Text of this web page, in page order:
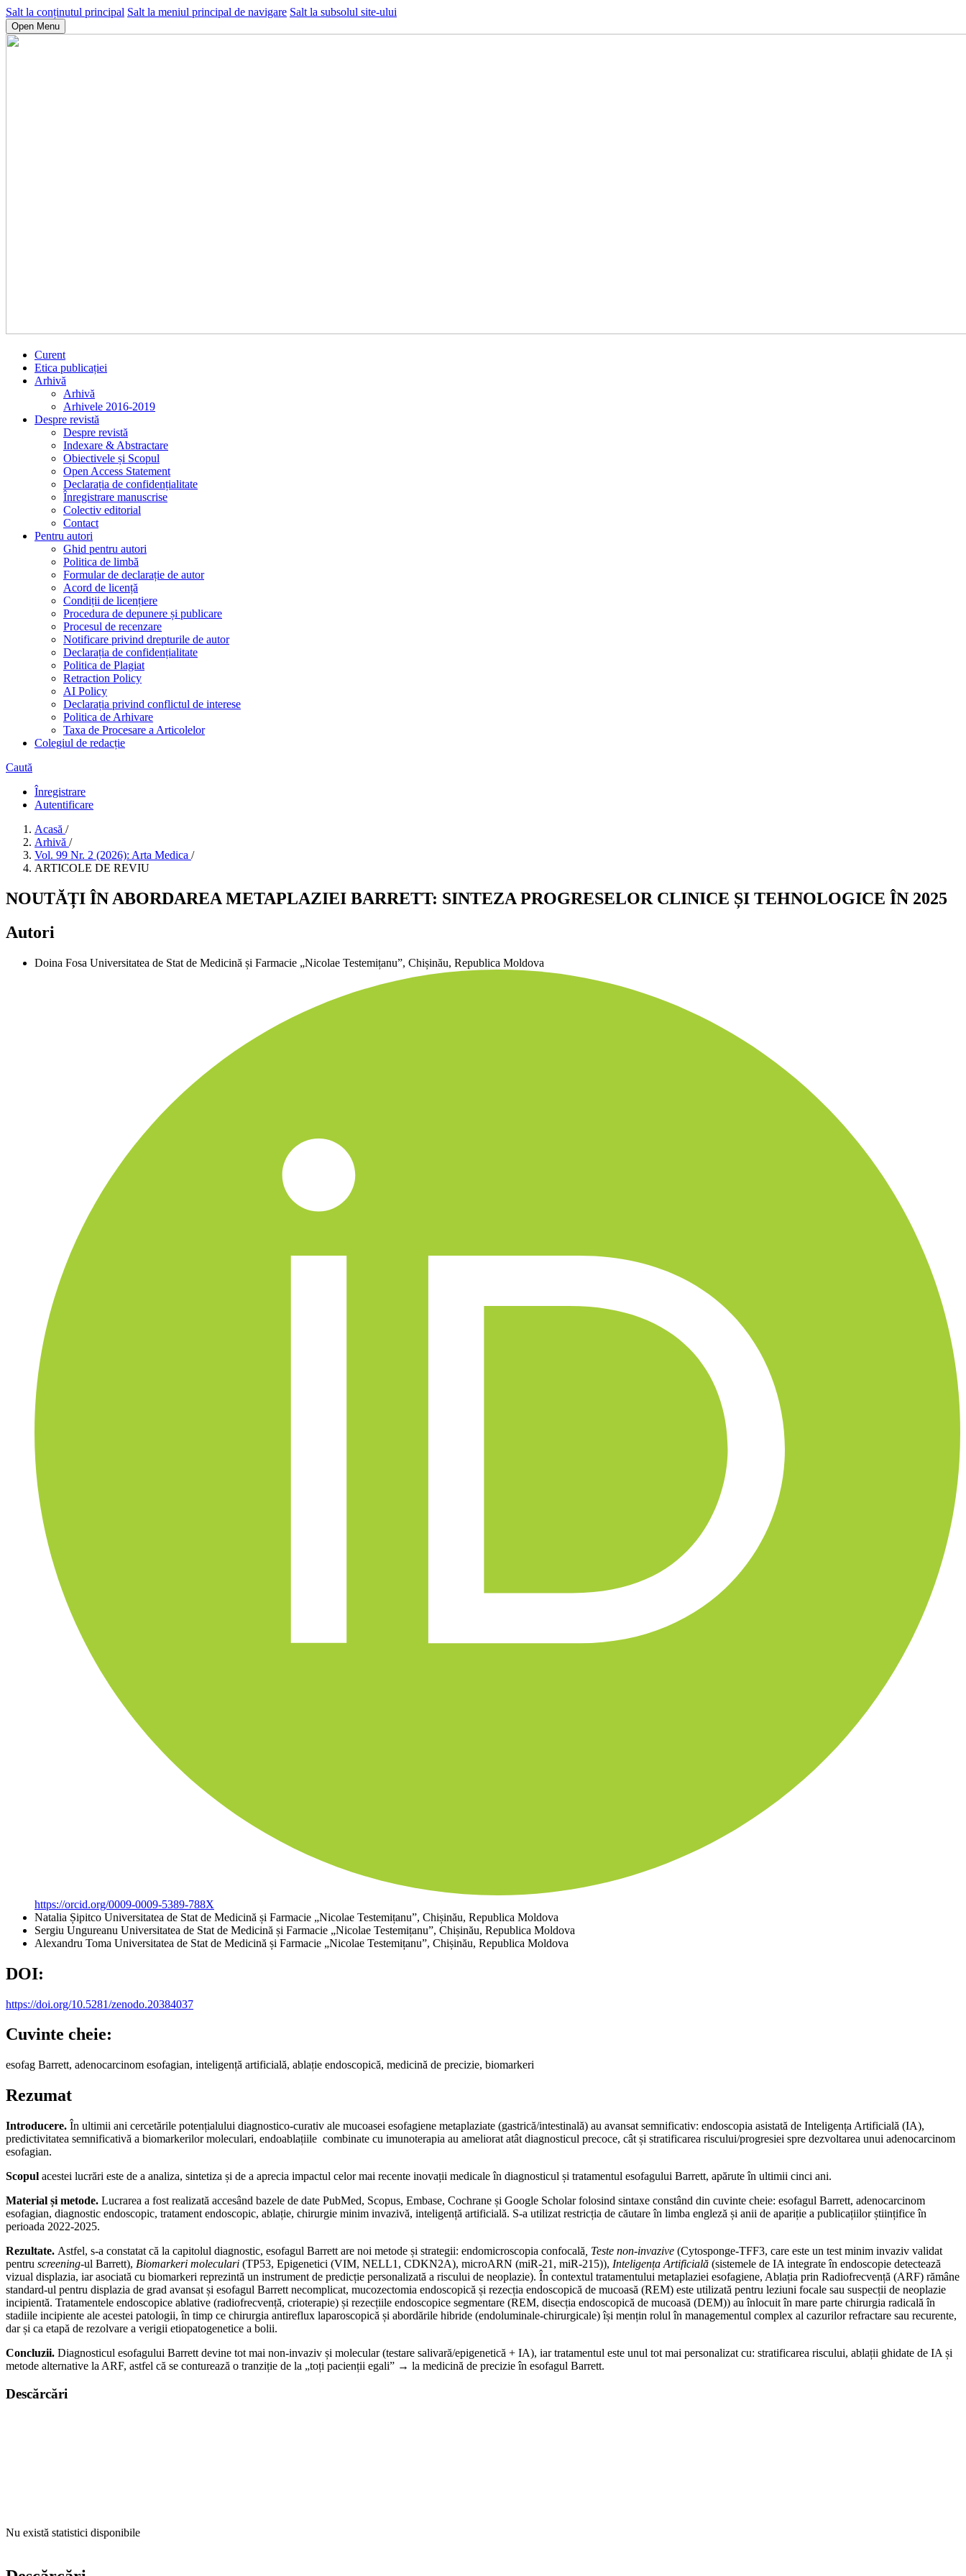
Salt la conținutul principal Salt la meniul principal de navigare Salt la subsolul site-ului
Open Menu
Curent
Etica publicației
Arhivă
Arhivă
Arhivele 2016-2019
Despre revistă
Despre revistă
Indexare & Abstractare
Obiectivele și Scopul
Open Access Statement
Declarația de confidențialitate
Înregistrare manuscrise
Colectiv editorial
Contact
Pentru autori
Ghid pentru autori
Politica de limbă
Formular de declarație de autor
Acord de licență
Condiții de licențiere
Procedura de depunere și publicare
Procesul de recenzare
Notificare privind drepturile de autor
Declarația de confidențialitate
Politica de Plagiat
Retraction Policy
AI Policy
Declarația privind conflictul de interese
Politica de Arhivare
Taxa de Procesare a Articolelor
Colegiul de redacție
Caută
Înregistrare
Autentificare
Acasă /
Arhivă /
Vol. 99 Nr. 2 (2026): Arta Medica /
ARTICOLE DE REVIU
NOUTĂȚI ÎN ABORDAREA METAPLAZIEI BARRETT: SINTEZA PROGRESELOR CLINICE ȘI TEHNOLOGICE ÎN 2025
Autori
Doina Fosa Universitatea de Stat de Medicină și Farmacie „Nicolae Testemițanu”, Chișinău, Republica Moldova
https://orcid.org/0009-0009-5389-788X
Natalia Șipitco Universitatea de Stat de Medicină și Farmacie „Nicolae Testemițanu”, Chișinău, Republica Moldova
Sergiu Ungureanu Universitatea de Stat de Medicină și Farmacie „Nicolae Testemițanu”, Chișinău, Republica Moldova
Alexandru Toma Universitatea de Stat de Medicină și Farmacie „Nicolae Testemițanu”, Chișinău, Republica Moldova
DOI:
https://doi.org/10.5281/zenodo.20384037
Cuvinte cheie:
esofag Barrett, adenocarcinom esofagian, inteligență artificială, ablație endoscopică, medicină de precizie, biomarkeri
Rezumat
Introducere. În ultimii ani cercetările potențialului diagnostico-curativ ale mucoasei esofagiene metaplaziate (gastrică/intestinală) au avansat semnificativ: endoscopia asistată de Inteligența Artificială (IA),
predictivitatea semnificativă a biomarkerilor moleculari, endoablațiile combinate cu imunoterapia au ameliorat atât diagnosticul precoce, cât și stratificarea riscului/progresiei spre dezvoltarea unui adenocarcinom
esofagian.
Scopul acestei lucrări este de a analiza, sintetiza și de a aprecia impactul celor mai recente inovații medicale în diagnosticul și tratamentul esofagului Barrett, apărute în ultimii cinci ani.
Material și metode. Lucrarea a fost realizată accesând bazele de date PubMed, Scopus, Embase, Cochrane și Google Scholar folosind sintaxe constând din cuvinte cheie: esofagul Barrett, adenocarcinom
esofagian, diagnostic endoscopic, tratament endoscopic, ablație, chirurgie minim invazivă, inteligență artificială. S-a utilizat restricția de căutare în limba engleză și anii de apariție a publicațiilor științifice în
perioada 2022-2025.
Rezultate. Astfel, s-a constatat că la capitolul diagnostic, esofagul Barrett are noi metode și strategii: endomicroscopia confocală , Teste non-invazive (Cytosponge-TFF3, care este un test minim invaziv validat
pentru screening-ul Barrett), Biomarkeri moleculari (TP53, Epigenetici (VIM, NELL1, CDKN2A), microARN (miR-21, miR-215)), Inteligența Artificială (sistemele de IA integrate în endoscopie detectează
vizual displazia, iar asociată cu biomarkeri reprezintă un instrument de predicție personalizată a riscului de neoplazie). În contextul tratamentului metaplaziei esofagiene, Ablația prin Radiofrecvență (ARF) rămâne
standard-ul pentru displazia de grad avansat și esofagul Barrett necomplicat, mucozectomia endoscopică și rezecția endoscopică de mucoasă (REM) este utilizată pentru leziuni focale sau suspecții de neoplazie
incipientă. Tratamentele endoscopice ablative (radiofrecvență, crioterapie) și rezecțiile endoscopice segmentare (REM, disecția endoscopică de mucoasă (DEM)) au înlocuit în mare parte chirurgia radicală în
stadiile incipiente ale acestei patologii, în timp ce chirurgia antireflux laparoscopică și abordările hibride (endoluminale-chirurgicale) își mențin rolul în managementul complex al cazurilor refractare sau recurente,
dar și ca etapă de rezolvare a verigii etiopatogenetice a bolii.
Concluzii. Diagnosticul esofagului Barrett devine tot mai non-invaziv și molecular (testare salivară/epigenetică + IA), iar tratamentul este unul tot mai personalizat cu: stratificarea riscului, ablații ghidate de IA și
metode alternative la ARF, astfel că se conturează o tranziție de la „toți pacienții egali” → la medicină de precizie în esofagul Barrett.
Descărcări
Nu există statistici disponibile